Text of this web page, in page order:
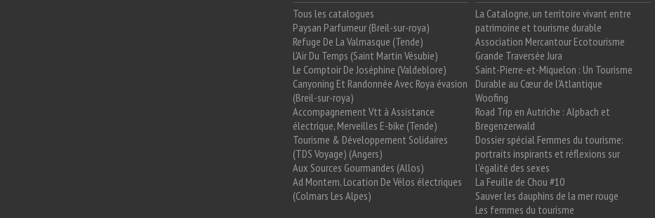
Tous les catalogues
Paysan Parfumeur (Breil-sur-roya)
Refuge De La Valmasque (Tende)
L'Air Du Temps (Saint Martin Vésubie)
Le Comptoir De Joséphine (Valdeblore)
Canyoning Et Randonnée Avec Roya évasion
(Breil-sur-roya)
Accompagnement Vtt à Assistance
électrique, Merveilles E-bike (Tende)
Tourisme & Développement Solidaires
(TDS Voyage) (Angers)
Aux Sources Gourmandes (Allos)
Ad Montem, Location De Vélos électriques
(Colmars Les Alpes)
La Catalogne, un territoire vivant entre
patrimoine et tourisme durable
Association Mercantour Ecotourisme
Grande Traversée Jura
Saint-Pierre-et-Miquelon : Un Tourisme
Durable au Cœur de l'Atlantique
Woofing
Road Trip en Autriche : Alpbach et
Bregenzerwald
Dossier spécial Femmes du tourisme:
portraits inspirants et réflexions sur
l'égalité des sexes
La Feuille de Chou #10
Sauver les dauphins de la mer rouge
Les femmes du tourisme